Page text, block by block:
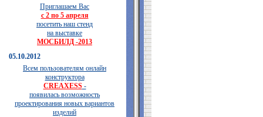
Приглашаем Вас
с 2 по 5 апреля
посетить наш стенд
на выставке
МОСБИЛД -2013
05.10.2012
Всем пользователям онлайн
конструктора
CREAXESS-
появилась возможность
проектирования новых вариантов
изделий